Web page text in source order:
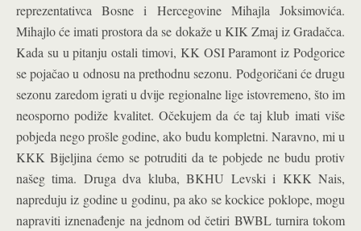
reprezentativca Bosne i Hercegovine Mihajla Joksimovića.
Mihajlo će imati prostora da se dokaže u KIK Zmaj iz Gradačca.
Kada su u pitanju ostali timovi, KK OSI Paramont iz Podgorice
se pojačao u odnosu na prethodnu sezonu. Podgoričani će drugu
sezonu zaredom igrati u dvije regionalne lige istovremeno, što im
neosporno podiže kvalitet. Očekujem da će taj klub imati više
pobjeda nego prošle godine, ako budu kompletni. Naravno, mi u
KKK Bijeljina ćemo se potruditi da te pobjede ne budu protiv
našeg tima. Druga dva kluba, BKHU Levski i KKK Nais,
napreduju iz godine u godinu, pa ako se kockice poklope, mogu
napraviti iznenađenje na jednom od četiri BWBL turnira tokom